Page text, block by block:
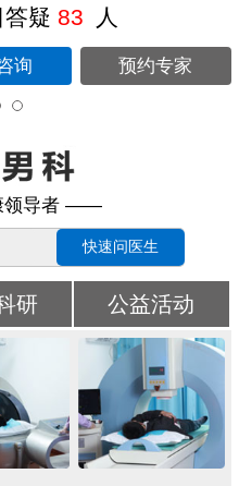
疑 83 人
询 预约专家
领导者 ——
快速问医生
研 公益活动